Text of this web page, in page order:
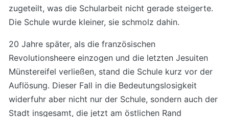
zugeteilt, was die Schularbeit nicht gerade steigerte.
Die Schule wurde kleiner, sie schmolz dahin.
20 Jahre später, als die französischen
Revolutionsheere einzogen und die letzten Jesuiten
Münstereifel verließen, stand die Schule kurz vor der
Auflösung. Dieser Fall in die Bedeutungslosigkeit
widerfuhr aber nicht nur der Schule, sondern auch der
Stadt insgesamt, die jetzt am östlichen Rand